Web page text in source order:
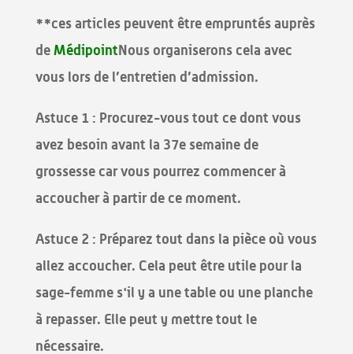
**ces articles peuvent être empruntés auprès
deMédipointNous organiserons cela avec
vous lors de l’entretien d’admission.
Astuce 1 : Procurez-vous tout ce dont vous
avez besoin avant la 37e semaine de
grossesse car vous pourrez commencer à
accoucher à partir de ce moment.
Astuce 2 : Préparez tout dans la pièce où vous
allez accoucher. Cela peut être utile pour la
sage-femme s'il y a une table ou une planche
à repasser. Elle peut y mettre tout le
nécessaire.